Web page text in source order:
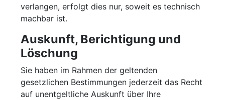
verlangen, erfolgt dies nur, soweit es technisch
machbar ist.
Auskunft, Berichtigung und
Löschung
Sie haben im Rahmen der geltenden
gesetzlichen Bestimmungen jederzeit das Recht
auf unentgeltliche Auskunft über Ihre